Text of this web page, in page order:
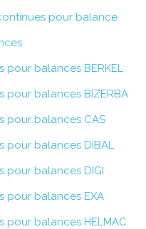
pour balance
pour balances BERKEL
pour balances BIZERBA
pour balances CAS
pour balances DIBAL
pour balances DIGI
pour balances EXA
pour balances HELMAC